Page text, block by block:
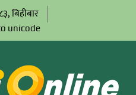
बिहीबार
unicode